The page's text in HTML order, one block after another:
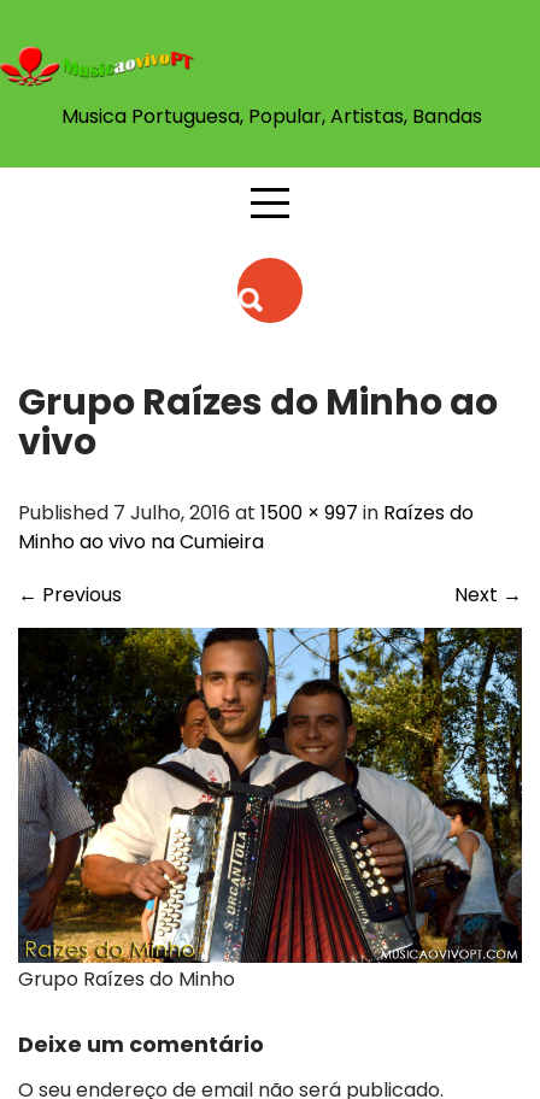
content
Musica Portuguesa, Popular, Artistas, Bandas
Grupo Raízes do Minho ao
vivo
Published 7 Julho, 2016 at 1500 × 997 in Raízes do
Minho ao vivo na Cumieira
← Previous Next →
Grupo Raízes do Minho
Deixe um comentário
O seu endereço de email não será publicado.